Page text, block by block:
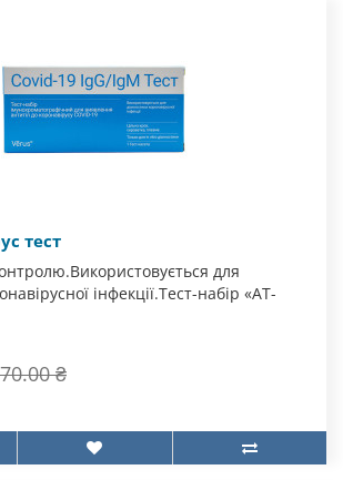
тест
для
інфекції.Тест-набір «АТ-
₴